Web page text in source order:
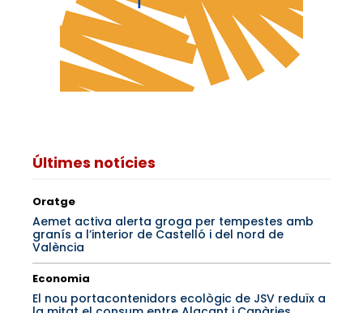
Últimes notícies
Oratge
Aemet activa alerta groga per tempestes amb
granís a l’interior de Castelló i del nord de
València
Economia
El nou portacontenidors ecològic de JSV reduïx a